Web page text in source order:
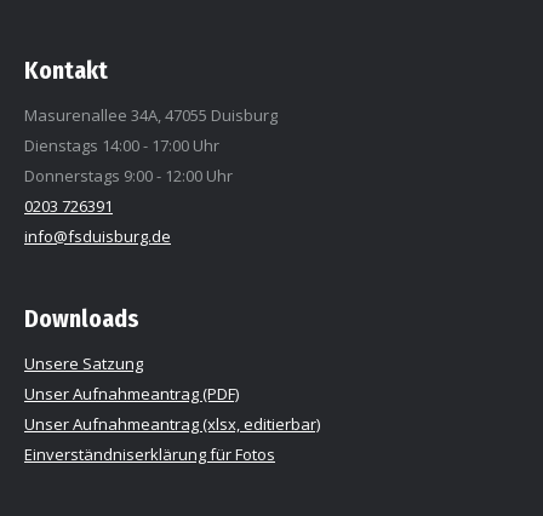
Kontakt
Masurenallee 34A, 47055 Duisburg
Dienstags 14:00 - 17:00 Uhr
Donnerstags 9:00 - 12:00 Uhr
0203 726391
info@fsduisburg.de
Downloads
Unsere Satzung
Unser Aufnahmeantrag (PDF)
Unser Aufnahmeantrag (xlsx, editierbar)
Einverständniserklärung für Fotos